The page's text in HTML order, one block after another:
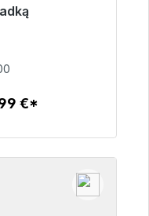
wysyłki, czas
€*